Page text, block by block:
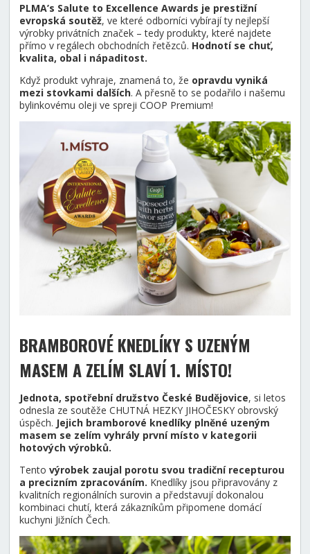
PLMA’s Salute to Excellence Awards je prestižní
evropská soutěž, ve které odborníci vybírají ty nejlepší
výrobky privátních značek – tedy produkty, které najdete
přímo v regálech obchodních řetězců. Hodnotí se chuť,
kvalita, obal i nápaditost.
Když produkt vyhraje, znamená to, že opravdu vyniká
mezi stovkami dalších. A přesně to se podařilo i našemu
bylinkovému oleji ve spreji COOP Premium!
BRAMBOROVÉ KNEDLÍKY S UZENÝM
MASEM A ZELÍM SLAVÍ 1. MÍSTO!
Jednota, spotřební družstvo České Budějovice, si letos
odnesla ze soutěže CHUTNÁ HEZKY JIHOČESKY obrovský
úspěch. Jejich bramborové knedlíky plněné uzeným
masem se zelím vyhrály první místo v kategorii
hotových výrobků.
Tento výrobek zaujal porotu svou tradiční recepturou
a precizním zpracováním. Knedlíky jsou připravovány z
kvalitních regionálních surovin a představují dokonalou
kombinaci chutí, která zákazníkům připomene domácí
kuchyni Jižních Čech.